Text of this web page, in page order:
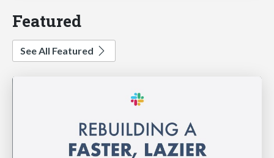
Featured
See All Featured